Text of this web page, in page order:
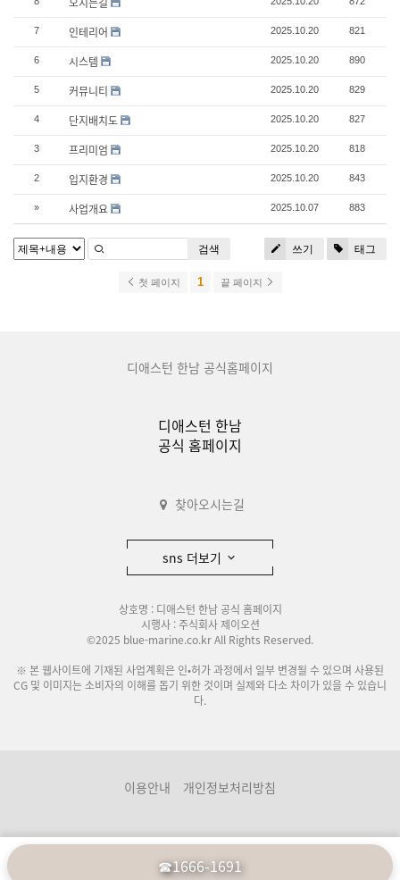
7 인테리어 2025.10.20 821
6 시스템 2025.10.20 890
5 커뮤니티 2025.10.20 829
4 단지배치도 2025.10.20 827
3 프리미엄 2025.10.20 818
2 입지환경 2025.10.20 843
» 사업개요 2025.10.07 883
쓰기 태그
검색
첫 페이지 1 끝 페이지
디애스턴 한남 공식홈페이지
디애스턴 한남
공식 홈페이지
찾아오시는길
sns 더보기
상호명 : 디애스턴 한남 공식 홈페이지
시행사 : 주식회사 제이오션
©2025 blue-marine.co.kr All Rights Reserved.
※ 본 웹사이트에 기재된 사업계획은 인•허가 과정에서 일부 변경될 수 있으며 사용된
CG 및 이미지는 소비자의 이해를 돕기 위한 것이며 실제와 다소 차이가 있을 수 있습니
다.
이용안내 개인정보처리방침
☎1666-1691